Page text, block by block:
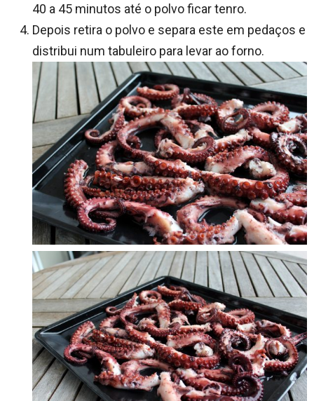
40 a 45 minutos até o polvo ficar tenro.
Depois retira o polvo e separa este em pedaços e
distribui num tabuleiro para levar ao forno.